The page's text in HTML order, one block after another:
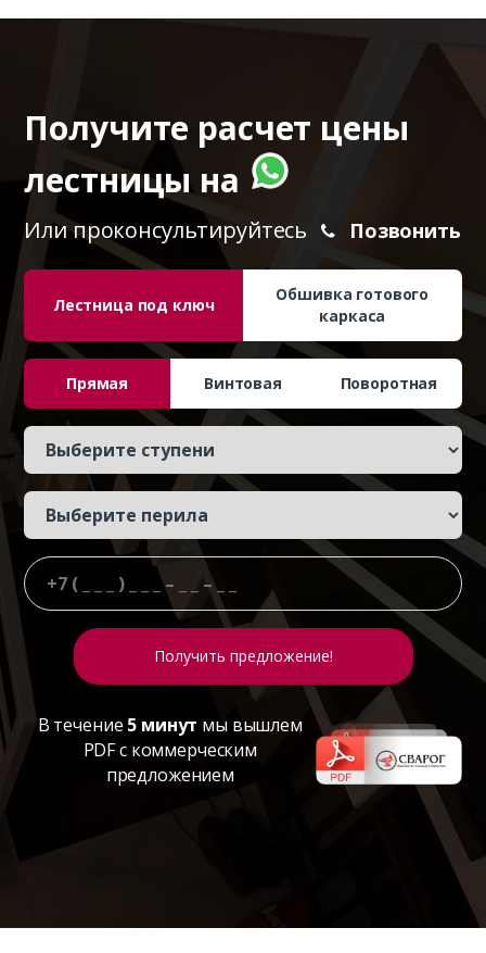
Получите расчет цены
лестницы на
Или проконсультируйтесь Позвонить
Лестница под ключ
Обшивка готового
каркаса
Прямая Винтовая Поворотная
В течение 5 минут мы вышлем
PDF с коммерческим
предложением